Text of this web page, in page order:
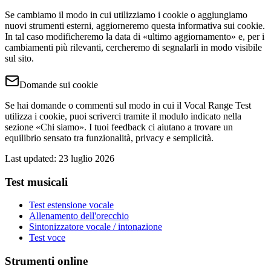
Se cambiamo il modo in cui utilizziamo i cookie o aggiungiamo
nuovi strumenti esterni, aggiorneremo questa informativa sui cookie.
In tal caso modificheremo la data di «ultimo aggiornamento» e, per i
cambiamenti più rilevanti, cercheremo di segnalarli in modo visibile
sul sito.
Domande sui cookie
Se hai domande o commenti sul modo in cui il Vocal Range Test
utilizza i cookie, puoi scriverci tramite il modulo indicato nella
sezione «Chi siamo». I tuoi feedback ci aiutano a trovare un
equilibrio sensato tra funzionalità, privacy e semplicità.
Last updated: 23 luglio 2026
Test musicali
Test estensione vocale
Allenamento dell'orecchio
Sintonizzatore vocale / intonazione
Test voce
Strumenti online